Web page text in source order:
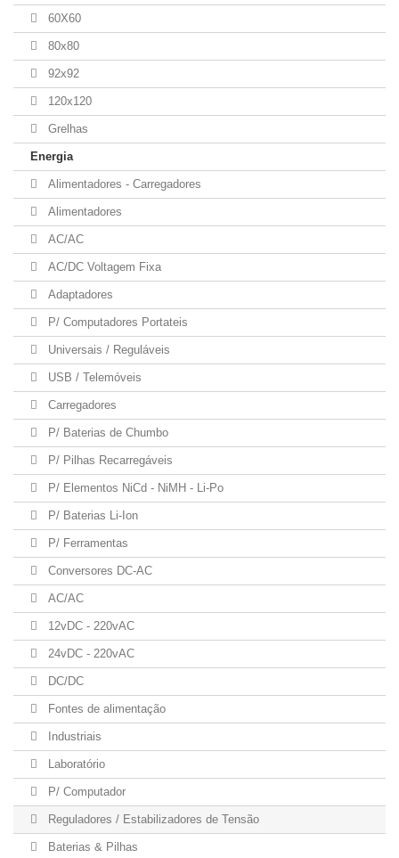
60X60
80x80
92x92
120x120
Grelhas
Energia
Alimentadores - Carregadores
Alimentadores
AC/AC
AC/DC Voltagem Fixa
Adaptadores
P/ Computadores Portateis
Universais / Reguláveis
USB / Telemóveis
Carregadores
P/ Baterias de Chumbo
P/ Pilhas Recarregáveis
P/ Elementos NiCd - NiMH - Li-Po
P/ Baterias Li-Ion
P/ Ferramentas
Conversores DC-AC
AC/AC
12vDC - 220vAC
24vDC - 220vAC
DC/DC
Fontes de alimentação
Industriais
Laboratório
P/ Computador
Reguladores / Estabilizadores de Tensão
Baterias & Pilhas